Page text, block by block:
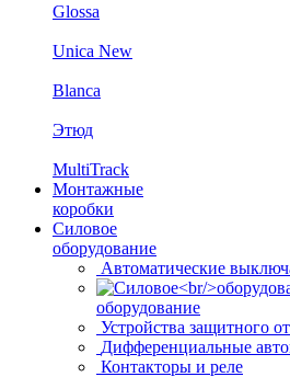
Glossa
Unica New
Blanca
Этюд
MultiTrack
Монтажные
коробки
Силовое
оборудование
Автоматические
оборудование
Устройства защитного
Дифференциальные
Контакторы и реле